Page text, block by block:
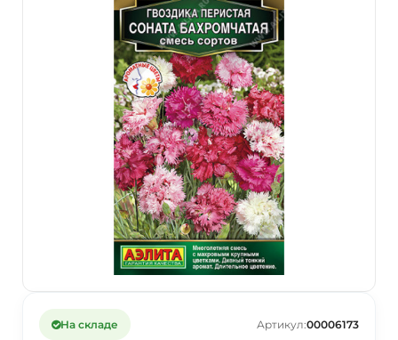
На складе Артикул:00006173